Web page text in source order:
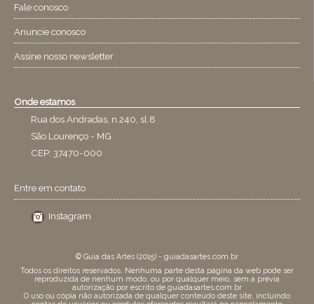
Fale conosco
Anuncie conosco
Assine nosso newsletter
Onde estamos
Rua dos Andradas, n.240, sl.8
São Lourenço - MG
CEP: 37470-000
Entre em contato
Instagram
© Guia das Artes (2015) - guiadasartes.com.br
Todos os direitos reservados. Nenhuma parte desta página da web pode ser
reproduzida de nenhum modo, ou por qualquer meio, sem a prévia
autorização por escrito de guiadasartes.com.br
O uso ou cópia não autorizada de qualquer conteúdo deste site, incluíndo